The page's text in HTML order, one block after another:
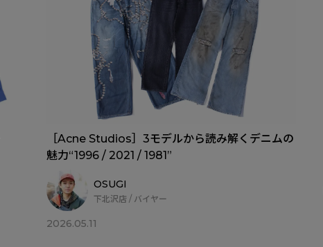
［Acne Studios］3モデルから読み解くデニムの
魅力“1996 / 2021 / 1981”
OSUGI
下北沢店 / バイヤー
2026.05.11